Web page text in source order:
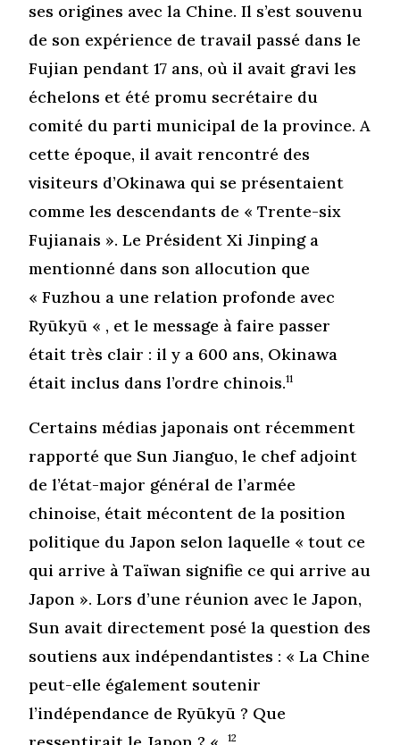
ses origines avec la Chine. Il s’est souvenu
de son expérience de travail passé dans le
Fujian pendant 17 ans, où il avait gravi les
échelons et été promu secrétaire du
comité du parti municipal de la province. A
cette époque, il avait rencontré des
visiteurs d’Okinawa qui se présentaient
comme les descendants de « Trente-six
Fujianais ». Le Président Xi Jinping a
mentionné dans son allocution que
« Fuzhou a une relation profonde avec
Ryūkyū « , et le message à faire passer
était très clair : il y a 600 ans, Okinawa
était inclus dans l’ordre chinois.11
Certains médias japonais ont récemment
rapporté que Sun Jianguo, le chef adjoint
de l’état-major général de l’armée
chinoise, était mécontent de la position
politique du Japon selon laquelle « tout ce
qui arrive à Taïwan signifie ce qui arrive au
Japon ». Lors d’une réunion avec le Japon,
Sun avait directement posé la question des
soutiens aux indépendantistes : « La Chine
peut-elle également soutenir
l’indépendance de Ryūkyū ? Que
12